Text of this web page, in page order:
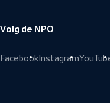
Volg de NPO
Facebook Instagram